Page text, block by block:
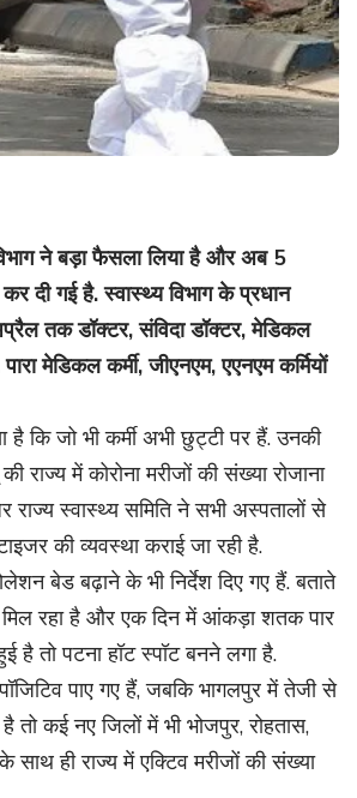
ने बड़ा फैसला लिया है और अब 5
दी गई है. स्वास्थ्य विभाग के प्रधान
तक डॉक्टर, संविदा डॉक्टर, मेडिकल
मेडिकल कर्मी, जीएनएम, एएनएम कर्मियों
कि जो भी कर्मी अभी छुट्टी पर हैं. उनकी
में कोरोना मरीजों की संख्या रोजाना
राज्य स्वास्थ्य समिति ने सभी अस्पतालों से
की व्यवस्था कराई जा रही है.
बेड बढ़ाने के भी निर्देश दिए गए हैं. बताते
रहा है और एक दिन में आंकड़ा शतक पार
है तो पटना हॉट स्पॉट बनने लगा है.
पाए गए हैं, जबकि भागलपुर में तेजी से
तो कई नए जिलों में भी भोजपुर, रोहतास,
ही राज्य में एक्टिव मरीजों की संख्या